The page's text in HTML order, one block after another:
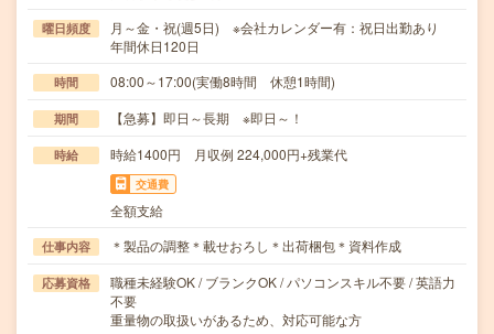
曜日頻度
月～金・祝(週5日) ※会社カレンダー有：祝日出勤あり
年間休日120日
時間 08:00～17:00(実働8時間 休憩1時間)
期間 【急募】即日～長期 ※即日～！
時給 時給1400円 月収例 224,000円+残業代
交通費
全額支給
仕事内容 ＊製品の調整＊載せおろし＊出荷梱包＊資料作成
応募資格
職種未経験OK / ブランクOK / パソコンスキル不要 / 英語力
不要
重量物の取扱いがあるため、対応可能な方